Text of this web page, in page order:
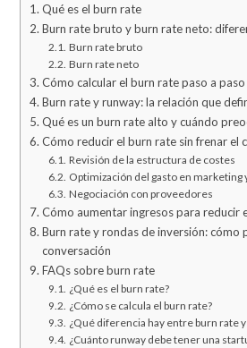
Qué es el burn rate
Burn rate bruto y burn rate neto:
Burn rate bruto
Burn rate neto
Cómo calcular el burn rate paso a paso
Burn rate y runway: la relación que
Qué es un burn rate alto y cuándo
Cómo reducir el burn rate sin frenar el
Revisión de la estructura de costes
Optimización del gasto en marketing
Negociación con proveedores
Cómo aumentar ingresos para reducir
Burn rate y rondas de inversión: cómo
conversación
FAQs sobre burn rate
¿Qué es el burn rate?
¿Cómo se calcula el burn rate?
¿Qué diferencia hay entre burn rate
¿Cuánto runway debe tener una